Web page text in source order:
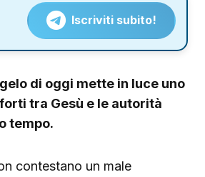
Iscriviti subito!
di oggi mette in luce uno
tra Gesù e le autorità
tempo.
contestano un male